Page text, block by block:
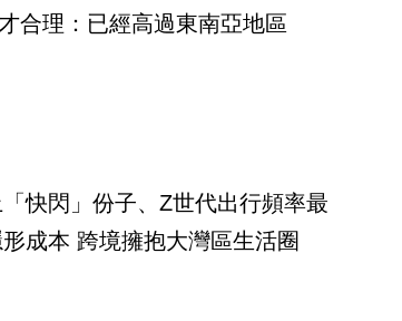
合理：已經高過東南亞地區
快閃」份子、Z世代出行頻率最
成本 跨境擁抱大灣區生活圈